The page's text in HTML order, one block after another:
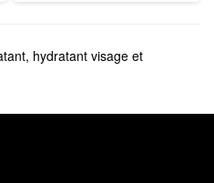
hydratant visage et